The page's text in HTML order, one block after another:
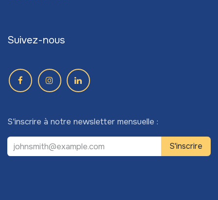
Suivez-nous
S'inscrire à notre newsletter mensuelle :
S'inscrire